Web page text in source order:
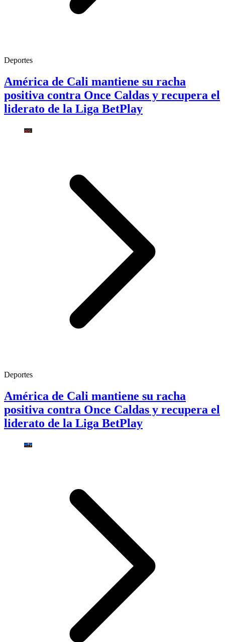
Deportes
América de Cali mantiene su racha
positiva contra Once Caldas y recupera el
liderato de la Liga BetPlay
Deportes
América de Cali mantiene su racha
positiva contra Once Caldas y recupera el
liderato de la Liga BetPlay